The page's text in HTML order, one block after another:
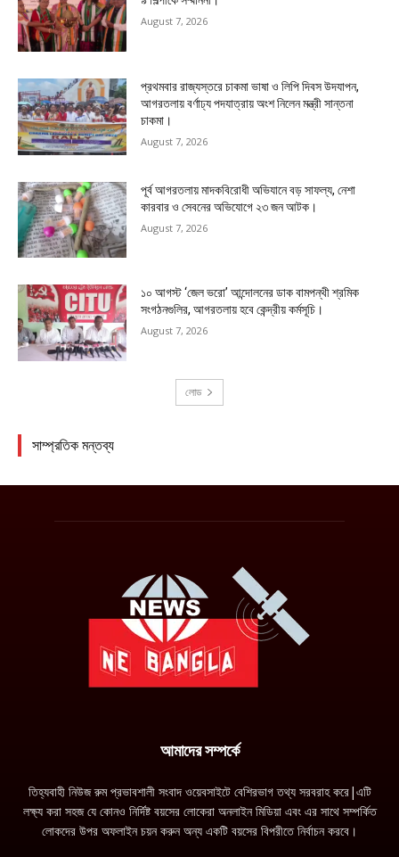
আমাদের সম্পর্কে
তিহ্যবাহী নিউজ রুম প্রভাবশালী সংবাদ ওয়েবসাইটে বেশিরভাগ তথ্য সরবরাহ করে|এটি
লক্ষ্য করা সহজ যে কোনও নির্দিষ্ট বয়সের লোকেরা অনলাইন মিডিয়া এবং এর সাথে সম্পর্কিত
লোকদের উপর অফলাইন চয়ন করুন অন্য একটি বয়সের বিপরীতে নির্বাচন করবে।